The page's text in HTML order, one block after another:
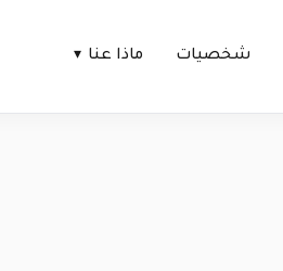
شخصيات ماذا عنا